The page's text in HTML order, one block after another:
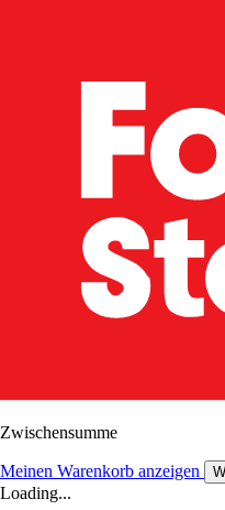
Zwischensumme
Meinen Warenkorb anzeigen
Loading...